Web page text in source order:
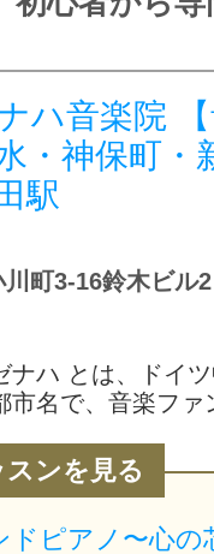
ハ音楽院
・神保町・
駅
町3-16鈴木ビル
ナハ とは、ドイ
市名で、音楽フ
ンを見る